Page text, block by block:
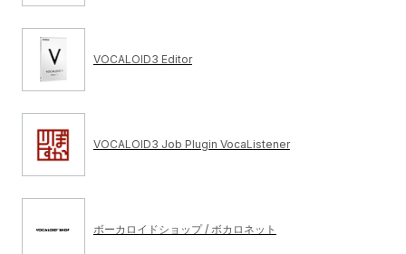
VOCALOID3 Editor
VOCALOID3 Job Plugin VocaListener
ボーカロイドショップ / ボカロネット